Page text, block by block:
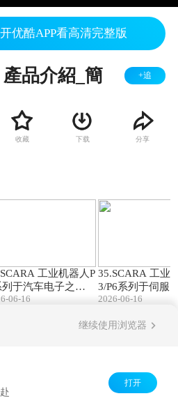
优酷APP看高清完整版
產品介紹_簡 +追
收藏 下载 分享
工业机器人P
列于汽车电子之应
控雷达摆盘·柔性
06-16
35.SCARA 工业
3/P6系列于伺服
应用|机器人自动
2026-06-16
继续使用浏览器
打开